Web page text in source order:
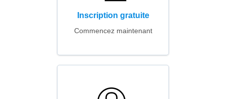
Inscription gratuite
Commencez maintenant